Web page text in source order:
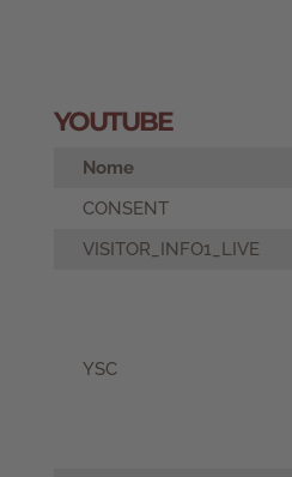
YOUTUBE
Nome
CONSENT
VISITOR_INFO1_LIVE
YSC